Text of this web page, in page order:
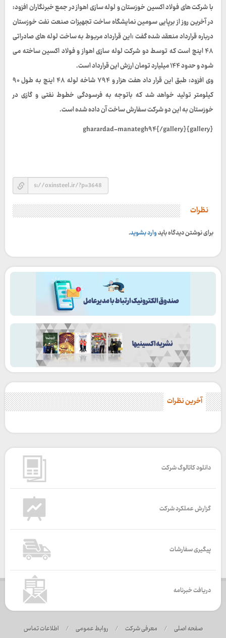
با شرکت های فولاد اکسین خوزستان و لوله سازی اهواز در جمع خبرنگاران افزود:
در آخرین روز از برپایی سومین نمایشگاه ساخت تجهیزات صنعت نفت خوزستان
درباره قرارداد منعقد شده گفت :این قرارداد مربوط به ساخت لوله های صادراتی
۴۸ اینچ است که توسط دو شرکت لوله سازی اهواز و فولاد اکسین ساخته می
شود و حدود ۱۴۴ میلیارد تومان ارزش این قرارداد است.
وی افزود: طبق این قرار داد هفت هزار و ۷۹۴ شاخه لوله ۴۸ اینچ به طول ۹۰
کیلومتر تولید خواهد شد که باتوجه به فرسودگی خطوط نفتی و گازی در
خوزستان به این دو شرکت سفارش ساخت آن داده شده است.
{gallery}gharardad-manategh۹۴{/gallery}
نظرات
برای نوشتن دیدگاه بایدوارد بشوید.
آخرین نظرات
دانلود کاتالوگ شرکت
گزارش عملکرد شرکت
پیگیری سفارشات
دریافت خبرنامه
صفحه اصلی / معرفی شرکت / روابط عمومی / اطلاعات تماس